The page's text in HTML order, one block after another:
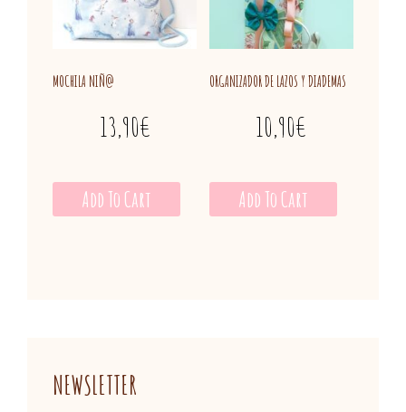
MOCHILA NIÑ@
13,90€
Add To Cart
ORGANIZADOR DE LAZOS Y DIADEMAS
10,90€
Add To Cart
NEWSLETTER